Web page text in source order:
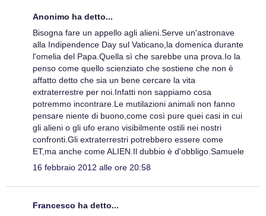
Anonimo ha detto...
Bisogna fare un appello agli alieni.Serve un'astronave
alla Indipendence Day sul Vaticano,la domenica durante
l'omelia del Papa.Quella sì che sarebbe una prova.Io la
penso come quello scienziato che sostiene che non è
affatto detto che sia un bene cercare la vita
extraterrestre per noi.Infatti non sappiamo cosa
potremmo incontrare.Le mutilazioni animali non fanno
pensare niente di buono,come così pure quei casi in cui
gli alieni o gli ufo erano visibilmente ostili nei nostri
confronti.Gli extraterrestri potrebbero essere come
ET,ma anche come ALIEN.Il dubbio è d'obbligo.Samuele
16 febbraio 2012 alle ore 20:58
Francesco ha detto...